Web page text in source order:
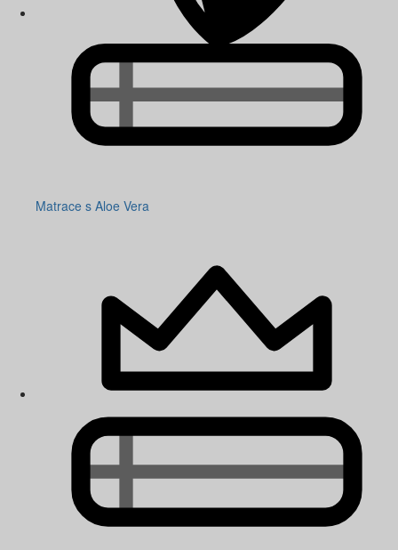
Matrace s Aloe Vera